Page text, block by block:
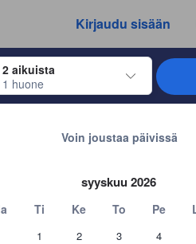
Kirjaudu sisään
2 aikuista
1 huone
siirtyäksesi haluamiesi
Voin joustaa päivissä
syyskuu 2026
Ti Ke To Pe
1 2 3 4
arvostelut ja kommentit ovat